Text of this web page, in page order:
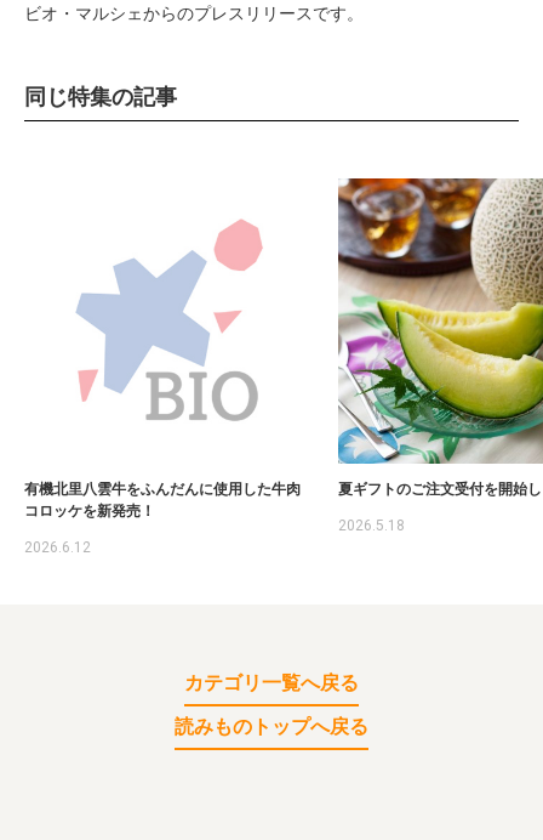
ビオ・マルシェからのプレスリリースです。
同じ特集の記事
有機北里八雲牛をふんだんに使用した牛肉
コロッケを新発売！
2026.6.12
夏ギフトのご注文受付を開始
2026.5.18
カテゴリ一覧へ戻る
読みものトップへ戻る